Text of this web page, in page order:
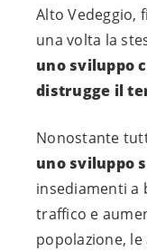
Alto Vedeggio,
una volta la
uno sviluppo
distrugge il
Nonostante
uno sviluppo
insediamenti a
traffico e
popolazione,